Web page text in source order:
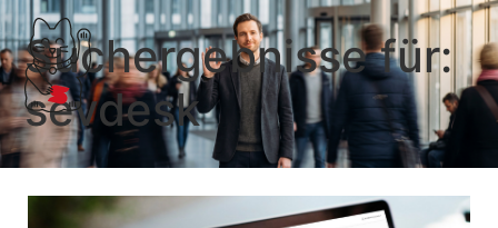
Suchergebnisse für:
sevdesk